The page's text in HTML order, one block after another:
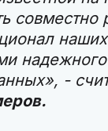
совместно
-